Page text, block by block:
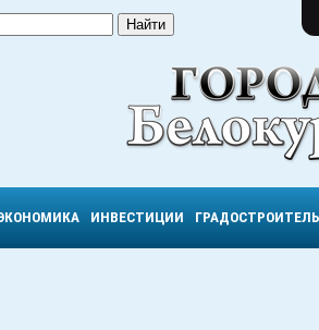
ИНВЕСТИЦИИ